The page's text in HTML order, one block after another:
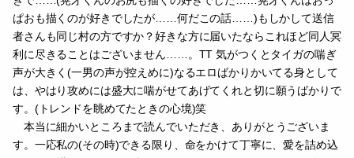
未・タイカケのかたが私の漫画を手に取って読んでくださったこ
とにまずびっっっくり&感謝&嬉しいのトリプル感情なのです
が………！？良かったんですか！？しかも決め手がタイガのSiriな
の！？うっ、……うれし～！！！私は攻めくんのお尻を描くのが好
きで……(晃牙くんのお尻も描くの好きでした……晃牙くんはおっ
ぱおも描くのが好きでしたが……何だこの話……)もしかして送信
者さんも同じ村の方ですか？好きな方に届いたならこれほど同人冥
利に尽きることはございません……。TT 気がつくとタイガの喘ぎ